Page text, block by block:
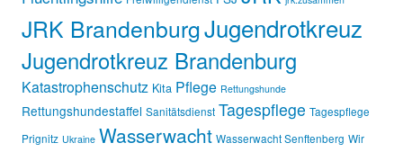
JRK BrandenburgJugendrotkreuz
Jugendrotkreuz Brandenburg
Katastrophenschutz Kita Pflege Rettungshunde
Rettungshundestaffel Sanitätsdienst Tagespflege Tagespflege
Prignitz Ukraine Wasserwacht Wasserwacht Senftenberg Wir